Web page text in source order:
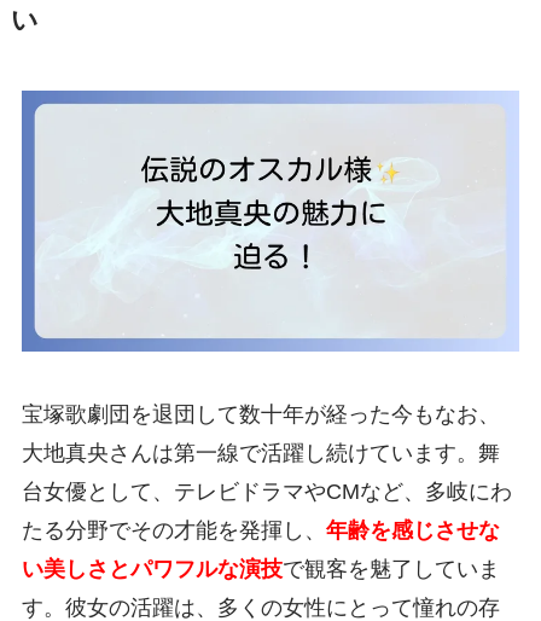
い
宝塚歌劇団を退団して数十年が経った今もなお、
大地真央さんは第一線で活躍し続けています。舞
台女優として、テレビドラマやCMなど、多岐にわ
たる分野でその才能を発揮し、 年齢を感じさせな
い美しさとパワフルな演技で観客を魅了していま
す。彼女の活躍は、多くの女性にとって憧れの存